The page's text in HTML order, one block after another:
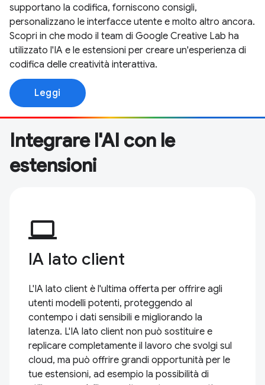
supportano la codifica, forniscono consigli,
personalizzano le interfacce utente e molto altro ancora.
Scopri in che modo il team di Google Creative Lab ha
utilizzato l'IA e le estensioni per creare un'esperienza di
codifica delle creatività interattiva.
Leggi
Integrare l'AI con le
estensioni
computer
IA lato client
L'IA lato client è l'ultima offerta per offrire agli
utenti modelli potenti, proteggendo al
contempo i dati sensibili e migliorando la
latenza. L'IA lato client non può sostituire e
replicare completamente il lavoro che svolgi sul
cloud, ma può offrire grandi opportunità per le
tue estensioni, ad esempio la possibilità di